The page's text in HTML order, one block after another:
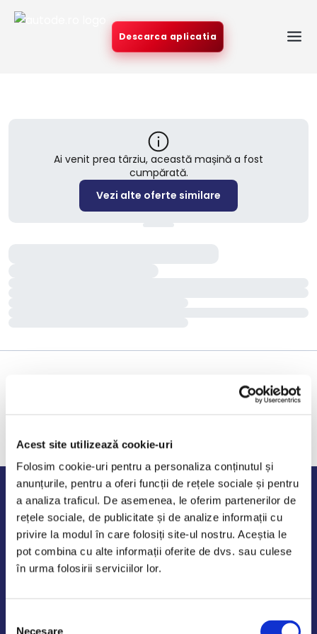
Acest site utilizează cookie-uri
Folosim cookie-uri pentru a personaliza conținutul și
anunțurile, pentru a oferi funcții de rețele sociale și pentru
a analiza traficul. De asemenea, le oferim partenerilor de
rețele sociale, de publicitate și de analize informații cu
privire la modul în care folosiți site-ul nostru. Aceștia le
pot combina cu alte informații oferite de dvs. sau culese
în urma folosirii serviciilor lor.
Necesare
Descarca aplicatia
Ai venit prea târziu, această mașină a fost
cumpărată.
Vezi alte oferte similare
Program de lucru
Luni - Vineri: 09:00-18:00
Sambata - Duminica: 10:00-14:00